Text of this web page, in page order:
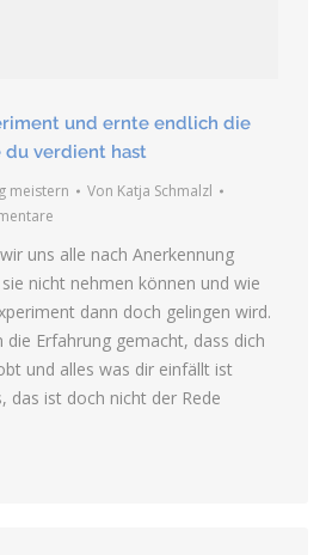
und ernte endlich die
du verdient hast
meistern Von Katja Schmalzl
uns alle nach Anerkennung
nicht nehmen können und wie
dann doch gelingen wird.
die Erfahrung gemacht, dass dich
und alles was dir einfällt ist
das ist doch nicht der Rede